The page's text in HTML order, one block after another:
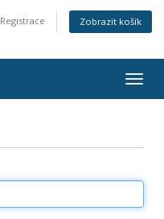
Registrace Zobrazit košík